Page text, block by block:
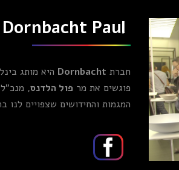
חברת Dornbacht היא מותג
פוגשים את מר פול הלדנס,
המגמות והחידושים שצפויים לנו